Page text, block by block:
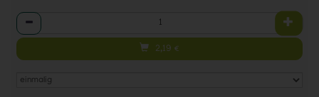
Anzahl
2,19 €